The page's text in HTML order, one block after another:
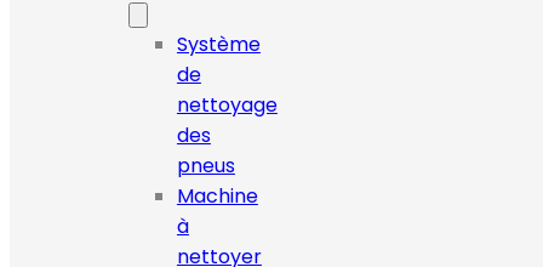
Système
de
nettoyage
des
pneus
Machine
à
nettoyer